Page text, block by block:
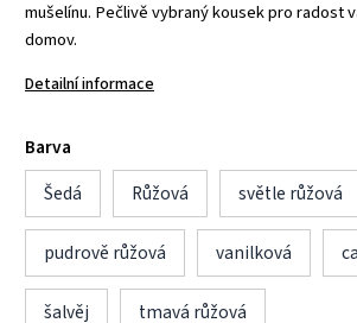
mušelínu. Pečlivě vybraný kousek pro radost
domov.
Detailní informace
Barva
Šedá
Růžová světle růžová
pudrově růžová vanilková
šalvěj tmavá růžová